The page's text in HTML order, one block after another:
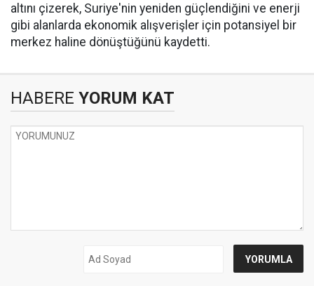
altını çizerek, Suriye'nin yeniden güçlendiğini ve enerji
gibi alanlarda ekonomik alışverişler için potansiyel bir
merkez haline dönüştüğünü kaydetti.
HABERE YORUM KAT